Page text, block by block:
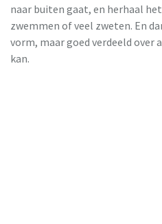
naar buiten gaat, en herhaal
zwemmen of veel zweten. En
vorm, maar goed verdeeld over
kan.